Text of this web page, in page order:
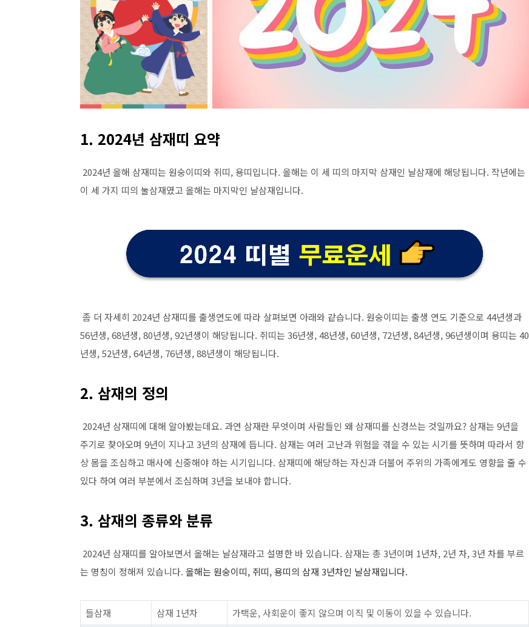
1. 2024년 삼재띠 요약
2024년 올해 삼재띠는 원숭이띠와 쥐띠, 용띠입니다. 올해는 이 세 띠의 마지막 삼재인 날삼재에 해당됩니다. 작년에는
이 세 가지 띠의 눌삼재였고 올해는 마지막인 날삼재입니다.
좀 더 자세히 2024년 삼재띠를 출생연도에 따라 살펴보면 아래와 같습니다. 원숭이띠는 출생 연도 기준으로 44년생과
56년생, 68년생, 80년생, 92년생이 해당됩니다. 쥐띠는 36년생, 48년생, 60년생, 72년생, 84년생, 96년생이며 용띠는 40
년생, 52년생, 64년생, 76년생, 88년생이 해당됩니다.
2. 삼재의 정의
2024년 삼재띠에 대해 알아봤는데요. 과연 삼재란 무엇이며 사람들인 왜 삼재띠를 신경쓰는 것일까요? 삼재는 9년을
주기로 찾아오며 9년이 지나고 3년의 삼재에 듭니다. 삼재는 여러 고난과 위험을 겪을 수 있는 시기를 뜻하며 따라서 항
상 몸을 조심하고 매사에 신중해야 하는 시기입니다. 삼재띠에 해당하는 자신과 더불어 주위의 가족에게도 영향을 줄 수
있다 하여 여러 부분에서 조심하며 3년을 보내야 합니다.
3. 삼재의 종류와 분류
2024년 삼재띠를 알아보면서 올해는 날삼재라고 설명한 바 있습니다. 삼재는 총 3년이며 1년차, 2년 차, 3년 차를 부르
는 명칭이 정해져 있습니다. 올해는 원숭이띠, 쥐띠, 용띠의 삼재 3년차인 날삼재입니다.
들삼재 삼재 1년차
가택운, 사회운이 좋지 않으며 이직 및 이동이 있을 수 있습니다.